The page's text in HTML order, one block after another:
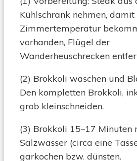
Kühlschrank nehmen, damit
Zimmertemperatur
vorhanden, Flügel der
Wanderheuschrecken
(2) Brokkoli waschen und
Den kompletten Brokkoli,
grob kleinschneiden.
(3) Brokkoli 15–17 Minuten
Salzwasser (circa eine
garkochen bzw. dünsten.